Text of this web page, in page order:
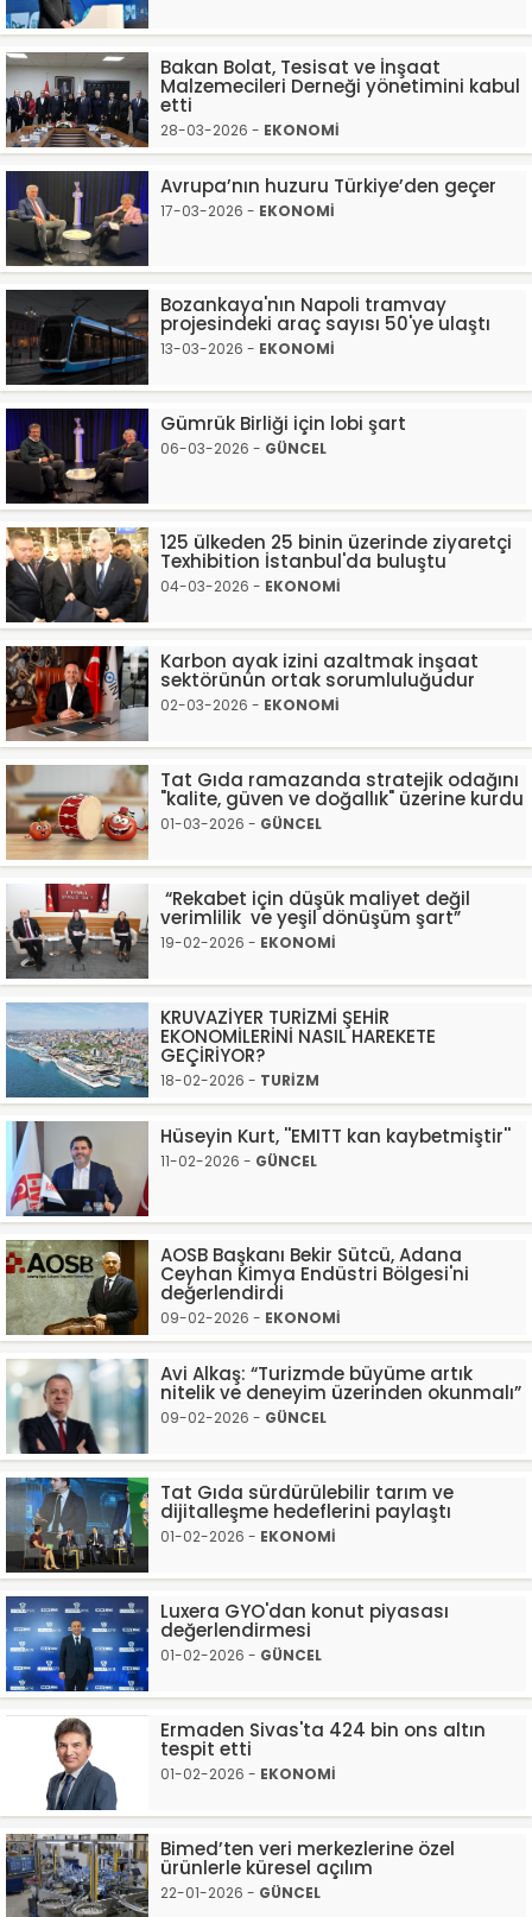
Bakan Bolat, Tesisat ve İnşaat
Malzemecileri Derneği yönetimini kabul
etti
28-03-2026 - EKONOMİ
Avrupa’nın huzuru Türkiye’den geçer
17-03-2026 - EKONOMİ
Bozankaya'nın Napoli tramvay
projesindeki araç sayısı 50'ye ulaştı
13-03-2026 - EKONOMİ
Gümrük Birliği için lobi şart
06-03-2026 - GÜNCEL
125 ülkeden 25 binin üzerinde ziyaretçi
Texhibition İstanbul'da buluştu
04-03-2026 - EKONOMİ
Karbon ayak izini azaltmak inşaat
sektörünün ortak sorumluluğudur
02-03-2026 - EKONOMİ
Tat Gıda ramazanda stratejik odağını
"kalite, güven ve doğallık" üzerine kurdu
01-03-2026 - GÜNCEL
“Rekabet için düşük maliyet değil
verimlilik ve yeşil dönüşüm şart”
19-02-2026 - EKONOMİ
KRUVAZİYER TURİZMİ ŞEHİR
EKONOMİLERİNİ NASIL HAREKETE
GEÇİRİYOR?
18-02-2026 - TURİZM
Hüseyin Kurt, ''EMITT kan kaybetmiştir''
11-02-2026 - GÜNCEL
AOSB Başkanı Bekir Sütcü, Adana
Ceyhan Kimya Endüstri Bölgesi'ni
değerlendirdi
09-02-2026 - EKONOMİ
Avi Alkaş: “Turizmde büyüme artık
nitelik ve deneyim üzerinden okunmalı”
09-02-2026 - GÜNCEL
Tat Gıda sürdürülebilir tarım ve
dijitalleşme hedeflerini paylaştı
01-02-2026 - EKONOMİ
Luxera GYO'dan konut piyasası
değerlendirmesi
01-02-2026 - GÜNCEL
Ermaden Sivas'ta 424 bin ons altın
tespit etti
01-02-2026 - EKONOMİ
Bimed’ten veri merkezlerine özel
ürünlerle küresel açılım
22-01-2026 - GÜNCEL